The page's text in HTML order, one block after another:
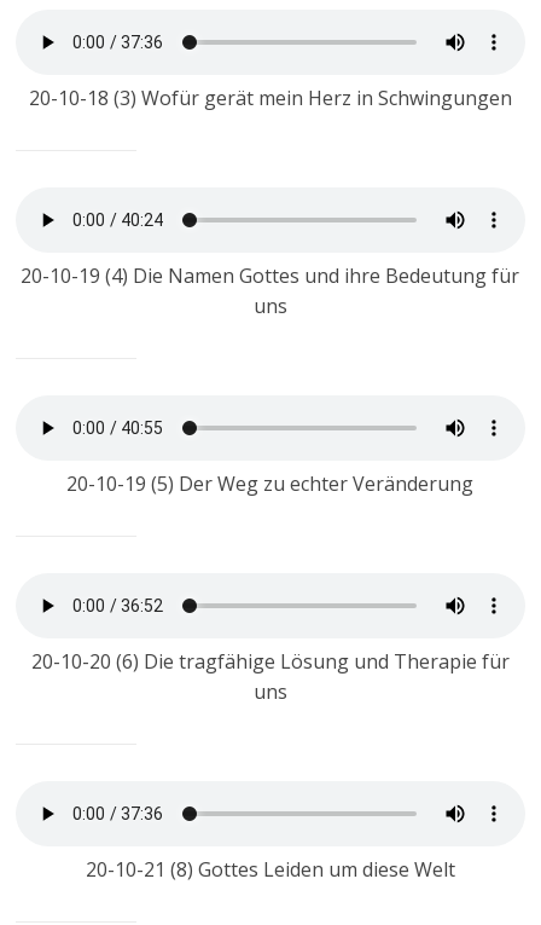
20-10-18 (3) Wofür gerät mein Herz in Schwingungen
20-10-19 (4) Die Namen Gottes und ihre Bedeutung für
uns
20-10-19 (5) Der Weg zu echter Veränderung
20-10-20 (6) Die tragfähige Lösung und Therapie für
uns
20-10-21 (8) Gottes Leiden um diese Welt